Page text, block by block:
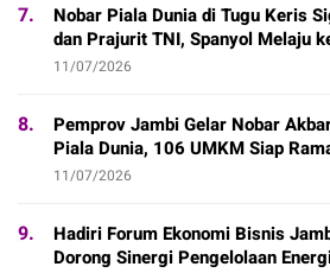
7.
Nobar Piala Dunia di Tugu Keris
dan Prajurit TNI, Spanyol Melaju
11/07/2026
8.
Pemprov Jambi Gelar Nobar
Piala Dunia, 106 UMKM Siap
11/07/2026
9.
Hadiri Forum Ekonomi Bisnis
Dorong Sinergi Pengelolaan